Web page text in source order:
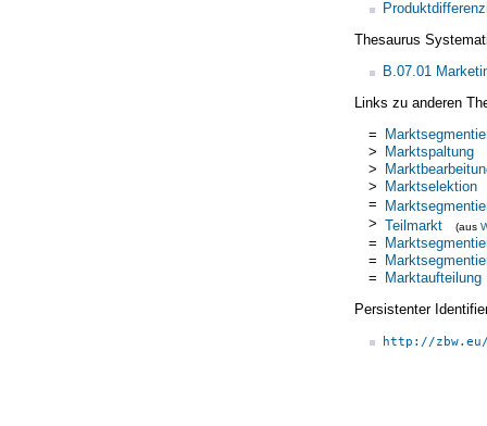
Thesaurus
B.07.01
Links zu anderen
=
> Marktspaltung
>
> Marktselektion
=
> Teilmarkt (aus
=
=
= Marktaufteilung
Persistenter
http://